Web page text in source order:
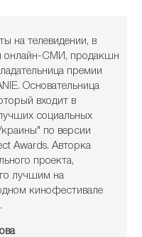
на телевидении, в
онлайн-СМИ, продакшн
премии
Основательница
входит в
социальных
по версии
Awards. Авторка
проекта,
лучшим на
кинофестивале